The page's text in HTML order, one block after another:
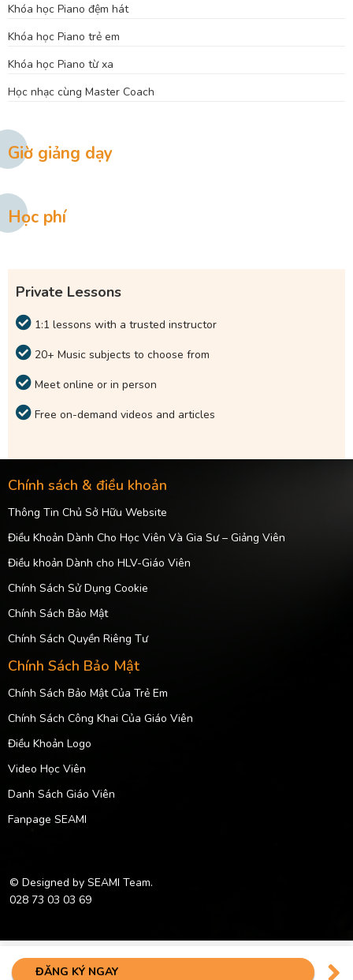
ĐĂNG KÝ NGAY
Khóa học Piano đệm hát
Khóa học Piano trẻ em
Khóa học Piano từ xa
Học nhạc cùng Master Coach
Giờ giảng dạy
Học phí
Private Lessons
1:1 lessons with a trusted instructor
20+ Music subjects to choose from
Meet online or in person
Free on-demand videos and articles
Chính sách & điều khoản
Thông Tin Chủ Sở Hữu Website
Điều Khoản Dành Cho Học Viên Và Gia Sư – Giảng Viên
Điều khoản Dành cho HLV-Giáo Viên
Chính Sách Sử Dụng Cookie
Chính Sách Bảo Mật
Chính Sách Quyền Riêng Tư
Chính Sách Bảo Mật
Chính Sách Bảo Mật Của Trẻ Em
Chính Sách Công Khai Của Giáo Viên
Điều Khoản Logo
Video Học Viên
Danh Sách Giáo Viên
Fanpage SEAMI
© Designed by SEAMI Team.
028 73 03 03 69